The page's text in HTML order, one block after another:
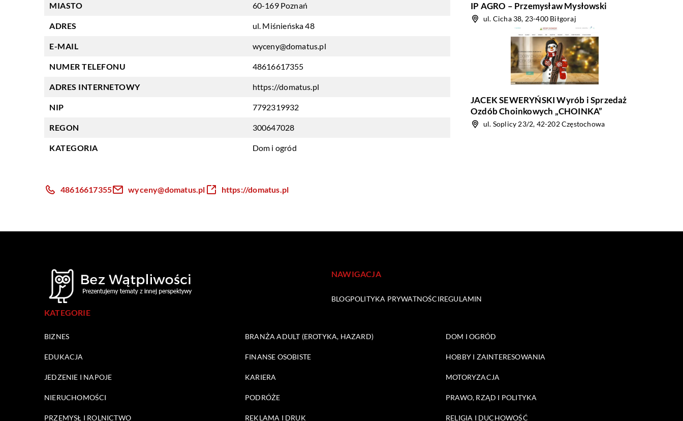
MIASTO 60-169 Poznań
ADRES ul. Miśnieńska 48
E-MAIL wyceny@domatus.pl
NUMER TELEFONU 48616617355
ADRES INTERNETOWY https://domatus.pl
NIP 7792319932
REGON 300647028
KATEGORIA Dom i ogród
IP AGRO – Przemysław Mysłowski
ul. Cicha 38, 23-400 Biłgoraj
JACEK SEWERYŃSKI Wyrób i Sprzedaż
Ozdób Choinkowych „CHOINKA”
ul. Soplicy 23/2, 42-202 Częstochowa
48616617355 wyceny@domatus.pl https://domatus.pl
NAWIGACJA
BLOGPOLITYKA PRYWATNOŚCIREGULAMIN
KATEGORIE
BIZNES BRANŻA ADULT (EROTYKA, HAZARD) DOM I OGRÓD
EDUKACJA FINANSE OSOBISTE HOBBY I ZAINTERESOWANIA
JEDZENIE I NAPOJE KARIERA MOTORYZACJA
NIERUCHOMOŚCI PODRÓŻE PRAWO, RZĄD I POLITYKA
PRZEMYSŁ I ROLNICTWO REKLAMA I DRUK RELIGIA I DUCHOWOŚĆ